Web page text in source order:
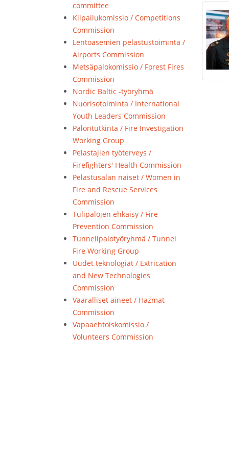
committee
Kilpailukomissio / Competitions
Commission
Lentoasemien pelastustoiminta /
Airports Commission
Metsäpalokomissio / Forest Fires
Commission
Nordic Baltic -työryhmä
Nuorisotoiminta / International
Youth Leaders Commission
Palontutkinta / Fire Investigation
Working Group
Pelastajien työterveys /
Firefighters' Health Commission
Pelastusalan naiset / Women in
Fire and Rescue Services
Commission
Tulipalojen ehkäisy / Fire
Prevention Commission
Tunnelipalotyöryhmä / Tunnel
Fire Working Group
Uudet teknologiat / Extrication
and New Technologies
Commission
Vaaralliset aineet / Hazmat
Commission
Vapaaehtoiskomissio /
Volunteers Commission